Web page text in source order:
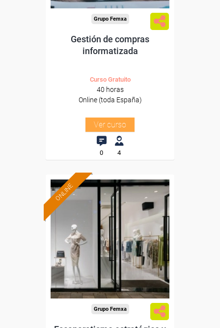
Grupo Femxa
Gestión de compras
informatizada
Curso Gratuito
40 horas
Online (toda España)
Ver curso
0 4
ONLINE
Formación 100%
subvencionada.
Para desempleados,
trabajadores y autónomos.
Sector
-Grandes Almacenes.
Grupo Femxa